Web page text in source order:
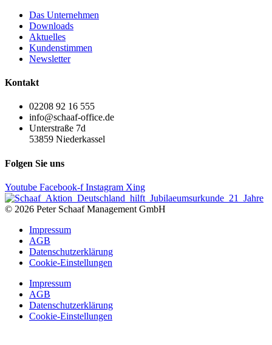
Das Unternehmen
Downloads
Aktuelles
Kundenstimmen
Newsletter
Kontakt
02208 92 16 555
info@schaaf-office.de
Unterstraße 7d
53859 Niederkassel
Folgen Sie uns
Youtube Facebook-f Instagram Xing
© 2026 Peter Schaaf Management GmbH
Impressum
AGB
Datenschutzerklärung
Cookie-Einstellungen
Impressum
AGB
Datenschutzerklärung
Cookie-Einstellungen